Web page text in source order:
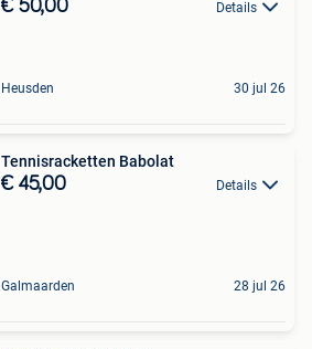
€ 50,00 Details
Heusden 30 jul 26
Tennisracketten Babolat
€ 45,00 Details
Galmaarden 28 jul 26